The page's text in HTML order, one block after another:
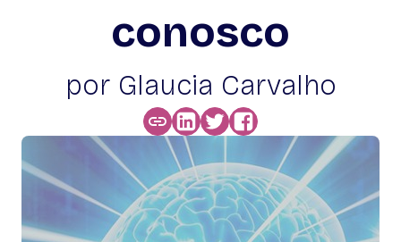
conosco
por Glaucia Carvalho